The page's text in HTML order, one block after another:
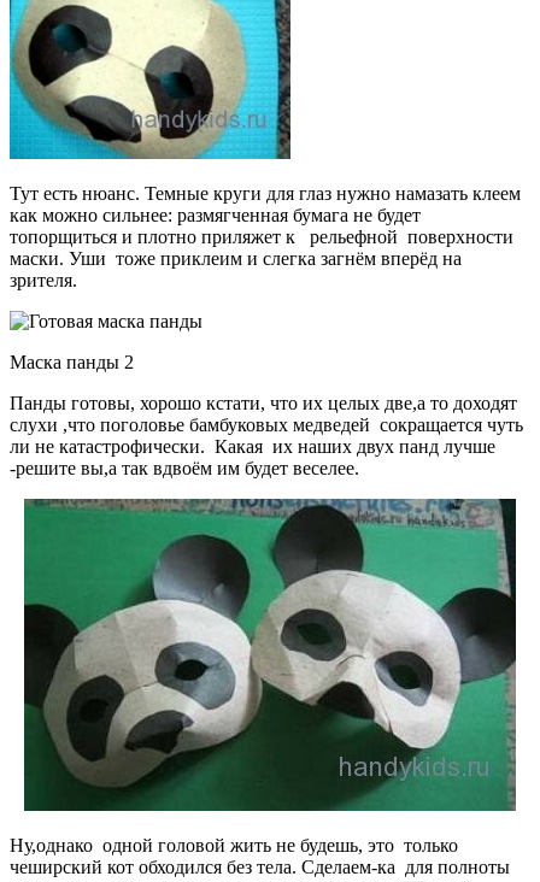
Тут есть нюанс. Темные круги для глаз нужно намазать клеем
как можно сильнее: размягченная бумага не будет
топорщиться и плотно приляжет к рельефной поверхности
маски. Уши тоже приклеим и слегка загнём вперёд на
зрителя.
Маска панды 2
Панды готовы, хорошо кстати, что их целых две,а то доходят
слухи ,что поголовье бамбуковых медведей сокращается чуть
ли не катастрофически. Какая их наших двух панд лучше
-решите вы,а так вдвоём им будет веселее.
Ну,однако одной головой жить не будешь, это только
чеширский кот обходился без тела. Сделаем-ка для полноты